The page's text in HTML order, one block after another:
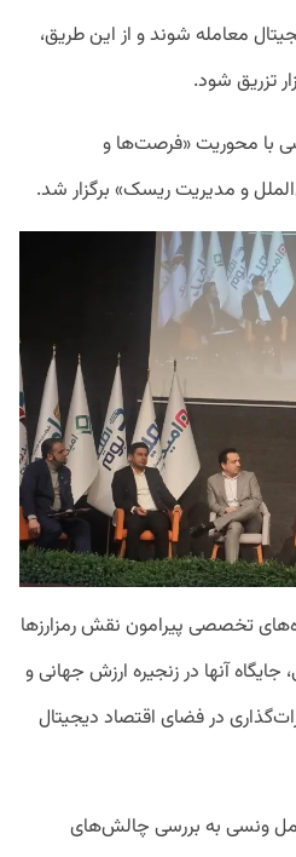
معامله شوند و از این طریق،
تزریق شود.
با محوریت «فرصت‌ها و
و مدیریت ریسک» برگزار شد.
تخصصی پیرامون نقش رمزارزها
آنها در زنجیره ارزش جهانی و
در فضای اقتصاد دیجیتال
ونسی به بررسی چالش‌های